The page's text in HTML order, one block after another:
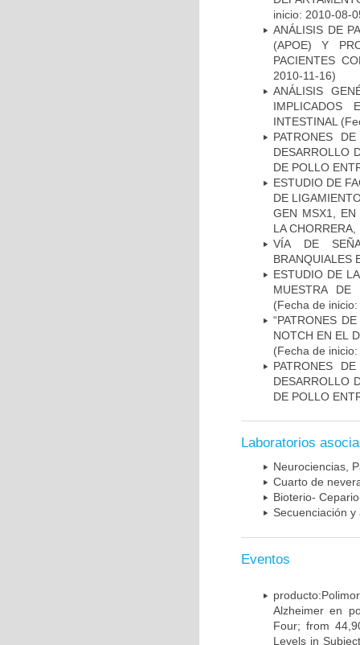
inicio: 2010-08-
ANÁLISIS DE
(APOE) Y
PACIENTES
2010-11-16)
ANÁLISIS
IMPLICADOS
INTESTINAL
PATRONES
DESARROLLO
DE POLLO
ESTUDIO DE
DE
GEN MSX1, EN
LA
VÍA DE
BRANQUIALES
ESTUDIO DE
MUESTRA DE
(Fecha de
“PATRONES
NOTCH EN EL
(Fecha de
PATRONES
DESARROLLO
DE POLLO
Laboratorios
Neurociencias,
Cuarto de
Bioterio-
Secuenciación
Eventos
Alzheimer en
Four; from
Levels in